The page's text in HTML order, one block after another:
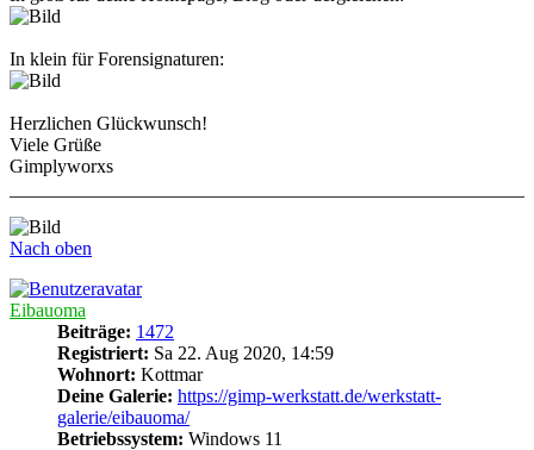
In klein für Forensignaturen:
Herzlichen Glückwunsch!
Viele Grüße
Gimplyworxs
Nach oben
Eibauoma
Beiträge: 1472
Registriert: Sa 22. Aug 2020, 14:59
Wohnort: Kottmar
Deine Galerie: https://gimp-werkstatt.de/werkstatt-
galerie/eibauoma/
Betriebssystem: Windows 11